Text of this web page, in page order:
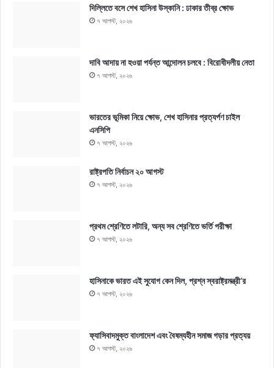
দিল্লিতে বসে শেখ হাসিনা উস্কানি : ঢাকার তীব্র ক্ষোভ
৭ আগস্ট, ২০২৬
দাবি আদায় না হওয়া পর্যন্ত আন্দোলন চলবে : বিরোধীদলীয় নেতা
৭ আগস্ট, ২০২৬
ভারতের ভূমিকা নিয়ে ক্ষোভ, শেখ হাসিনার প্রত্যর্পণ চাইল
এনসিপি
৭ আগস্ট, ২০২৬
রাষ্ট্রপতি নির্বাচন ২০ আগস্ট
৭ আগস্ট, ২০২৬
প্রথম শ্রেণিতে লটারি, অন্য সব শ্রেণিতে ভর্তি পরীক্ষা
৭ আগস্ট, ২০২৬
হাসিনাকে ভারত এই সুযোগ কেন দিল, প্রশ্ন স্বরাষ্ট্রমন্ত্রী’র
৭ আগস্ট, ২০২৬
ফ্যাসিবাদমুক্ত বাংলাদেশ এবং বৈষম্যহীন সমাজ গড়ার প্রত্যয়
৭ আগস্ট, ২০২৬